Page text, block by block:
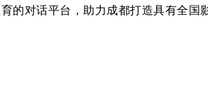
的对话平台，助力成都打造具有全国